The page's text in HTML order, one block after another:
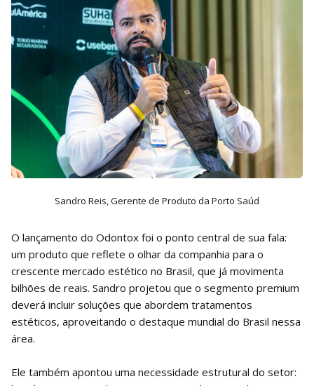
Sandro Reis, Gerente de Produto da Porto Saúd
O lançamento do Odontox foi o ponto central de sua fala:
um produto que reflete o olhar da companhia para o
crescente mercado estético no Brasil, que já movimenta
bilhões de reais. Sandro projetou que o segmento premium
deverá incluir soluções que abordem tratamentos
estéticos, aproveitando o destaque mundial do Brasil nessa
área.
Ele também apontou uma necessidade estrutural do setor: